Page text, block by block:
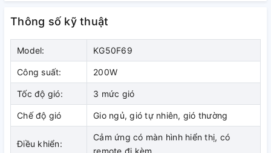
chuyển, bảo quản quạt linh hoạt mà không cần khiêng vác
nặng nề.
Thông số kỹ thuật
Model: KG50F69
Công suất: 200W
Tốc độ gió: 3 mức gió
Chế độ gió Gio ngủ, gió tự nhiên, gió thường
Điều khiển:
Cảm ứng có màn hình hiển thị, có
remote đi kèm